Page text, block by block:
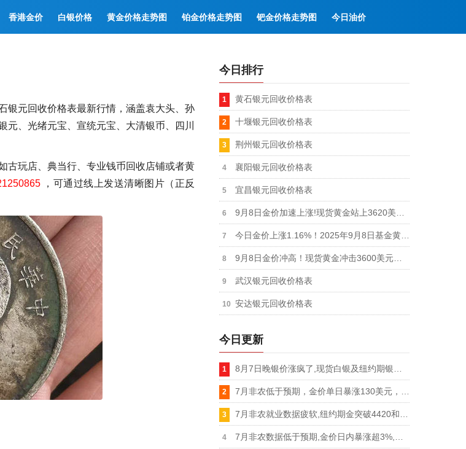
香港金价 白银价格 黄金价格走势图 铂金价格走势图 钯金价格走势图 今日油价
银元回收价格表最新行情，涵盖袁大头、孙
、光绪元宝、宣统元宝、大清银币、四川
古玩店、典当行、专业钱币回收店铺或者黄
，可通过线上发送清晰图片（正反
今日排行
黄石银元回收价格表
十堰银元回收价格表
荆州银元回收价格表
襄阳银元回收价格表
宜昌银元回收价格表
武汉银元回收价格表
安达银元回收价格表
今日更新